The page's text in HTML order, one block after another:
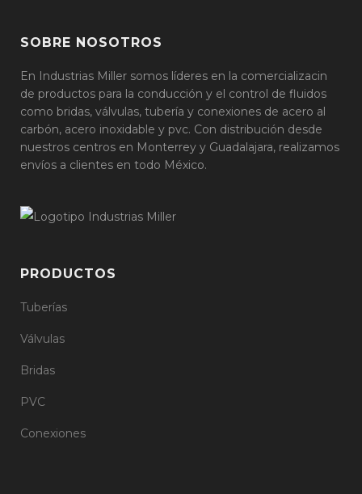
SOBRE NOSOTROS
En Industrias Miller somos líderes en la comercializacin
de productos para la conducción y el control de fluidos
como bridas, válvulas, tubería y conexiones de acero al
carbón, acero inoxidable y pvc. Con distribución desde
nuestros centros en Monterrey y Guadalajara, realizamos
envíos a clientes en todo México.
PRODUCTOS
Tuberías
Válvulas
Bridas
PVC
Conexiones